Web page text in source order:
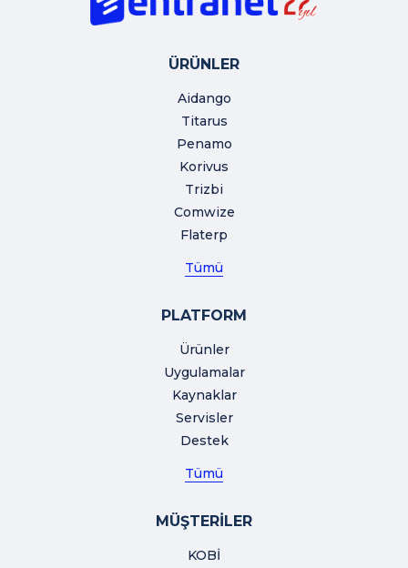
ÜRÜNLER
Aidango
Titarus
Penamo
Korivus
Trizbi
Comwize
Flaterp
Tümü
PLATFORM
Ürünler
Uygulamalar
Kaynaklar
Servisler
Destek
Tümü
MÜŞTERİLER
KOBİ